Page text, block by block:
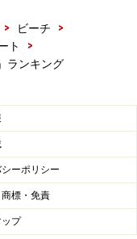
> ビーチ
>
ト
>
ランキング
ーポリシー
標・免責
プ